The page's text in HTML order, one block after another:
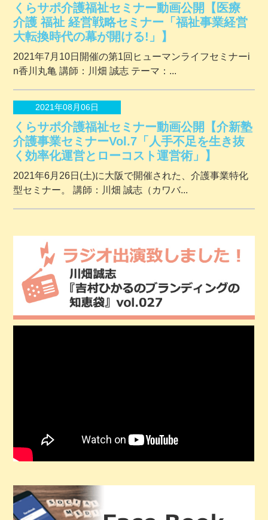
くらサポ介護福祉セミナー動画公開【医療
介護 福祉 経営戦略セミナー「福祉事業経営
大転換時代の幕が開ける!」】
2021年7月10日開催の第1回ヒューマンライフセミナーi
n香川丸亀 講師：川畑 誠志 テーマ：...
2021年08月06日
くらサポ介護福祉セミナー動画公開【介新塾
介護事業セミナーVol.7「人手不足を生き抜
く効率化運営とローコスト運営術」】
2021年6月26日(土)に大阪で開催された、介護事業特化
型セミナー。 講師：川畑 誠志（カワバ...